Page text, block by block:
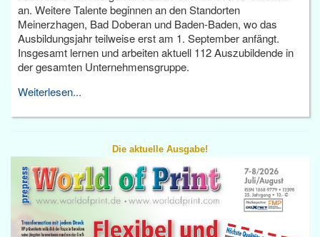
an. Weitere Talente beginnen an den Standorten
Meinerzhagen, Bad Doberan und Baden-Baden, wo das
Ausbildungsjahr teilweise erst am 1. September anfängt.
Insgesamt lernen und arbeiten aktuell 112 Auszubildende in
der gesamten Unternehmensgruppe.
Weiterlesen...
Die aktuelle Ausgabe!